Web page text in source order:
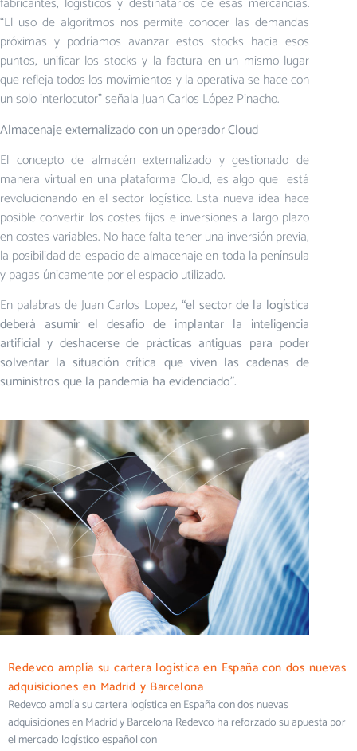
“El uso de algoritmos nos permite conocer las demandas
próximas y podríamos avanzar estos stocks hacia esos
puntos, unificar los stocks y la factura en un mismo lugar
que refleja todos los movimientos y la operativa se hace con
un solo interlocutor” señala Juan Carlos López Pinacho.
Almacenaje externalizado con un operador Cloud
El concepto de almacén externalizado y gestionado de
manera virtual en una plataforma Cloud, es algo que está
revolucionando en el sector logístico. Esta nueva idea hace
posible convertir los costes fijos e inversiones a largo plazo
en costes variables. No hace falta tener una inversión previa,
la posibilidad de espacio de almacenaje en toda la península
y pagas únicamente por el espacio utilizado.
En palabras de Juan Carlos Lopez, “el sector de la logística
deberá asumir el desafío de implantar la inteligencia
artificial y deshacerse de prácticas antiguas para poder
solventar la situación crítica que viven las cadenas de
suministros que la pandemia ha evidenciado”.
Redevco amplía su cartera logística en España con dos nuevas
adquisiciones en Madrid y Barcelona
Redevco amplía su cartera logística en España con dos nuevas
adquisiciones en Madrid y Barcelona Redevco ha reforzado su apuesta por
el mercado logístico español con